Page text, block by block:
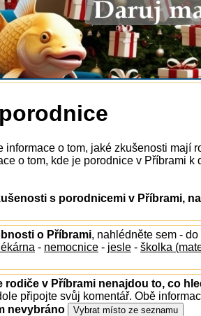
informace o tom, jaké zkušenosti mají
o tom, kde je porodnice v Příbrami
s porodnicemi v Příbrami,
o Příbrami, nahlédněte sem - do
lékárna - nemocnice - jesle - školka
rodiče v Příbrami nenajdou to, co
připojte svůj komentář. Obě
nevybráno